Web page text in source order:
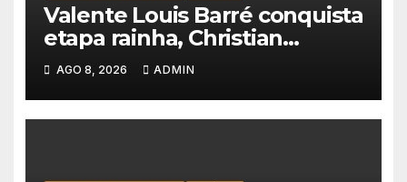
Valente Louis Barré conquista
etapa rainha, Christian
Scaroni é o novo líder da
Volta a Polónia
AGO 8, 2026 ADMIN